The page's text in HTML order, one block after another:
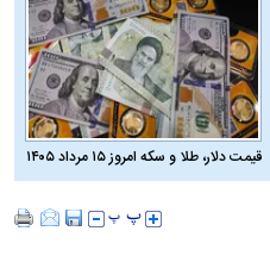
قیمت دلار، طلا و سکه امروز ۱۵ مرداد ۱۴۰۵